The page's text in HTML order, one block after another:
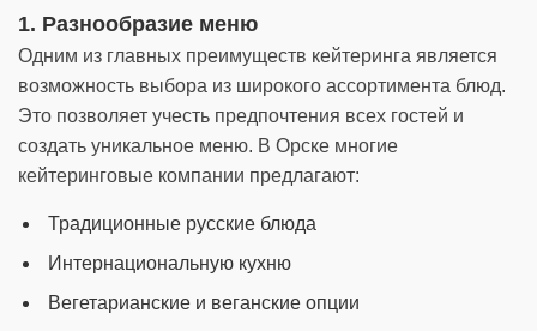
1. Разнообразие меню
Одним из главных преимуществ кейтеринга является
возможность выбора из широкого ассортимента блюд.
Это позволяет учесть предпочтения всех гостей и
создать уникальное меню. В Орске многие
кейтеринговые компании предлагают:
Традиционные русские блюда
Интернациональную кухню
Вегетарианские и веганские опции